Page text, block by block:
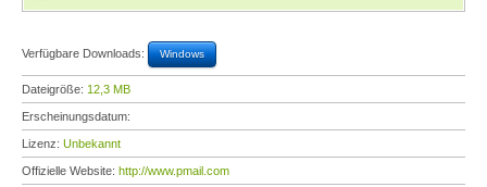
Verfügbare Downloads: Windows
Dateigröße: 12,3 MB
Erscheinungsdatum:
Lizenz: Unbekannt
Offizielle Website: http://www.pmail.com